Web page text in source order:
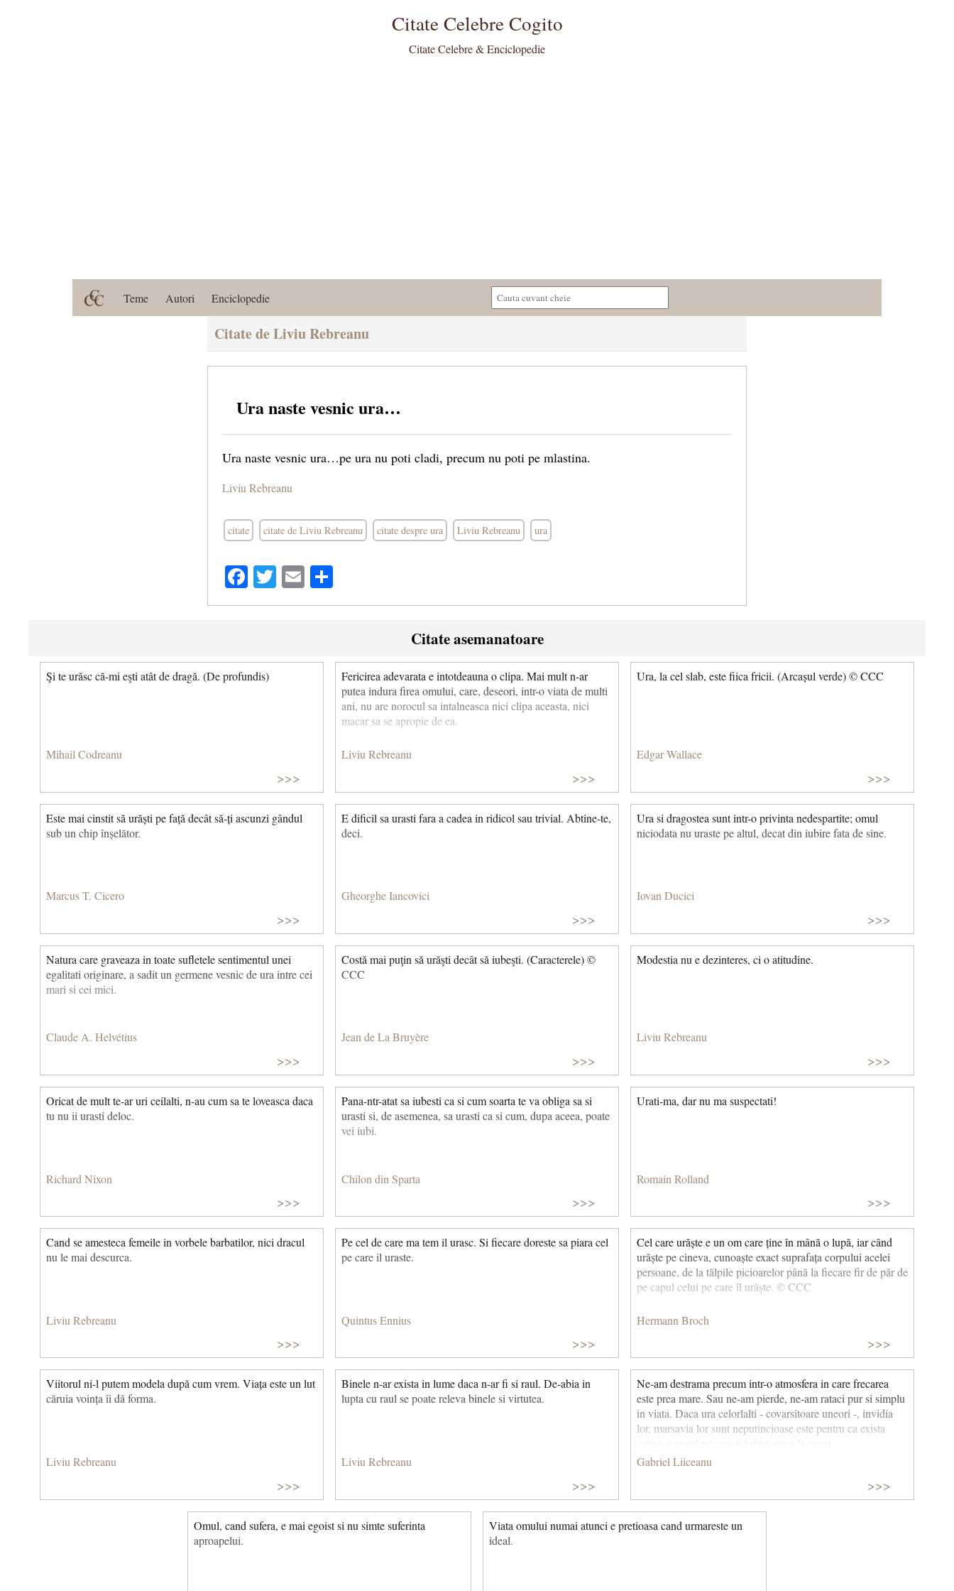
Citate Celebre Cogito
Citate Celebre & Enciclopedie
Teme Autori Enciclopedie
Citate de Liviu Rebreanu
Ura naste vesnic ura…
Ura naste vesnic ura…pe ura nu poti cladi, precum nu poti pe mlastina.
Liviu Rebreanu
citate citate de Liviu Rebreanu citate despre ura Liviu Rebreanu ura
Facebook
Twitter
Email
Citate asemanatoare
Şi te urăsc că-mi eşti atât de dragă. (De profundis)
Mihail Codreanu
>>>
Fericirea adevarata e intotdeauna o clipa. Mai mult n-ar
putea indura firea omului, care, deseori, intr-o viata de multi
ani, nu are norocul sa intalneasca nici clipa aceasta, nici
macar sa se apropie de ea.
Liviu Rebreanu
>>>
Ura, la cel slab, este fiica fricii. (Arcașul verde) © CCC
Edgar Wallace
>>>
Este mai cinstit să urăști pe față decât să-ți ascunzi gândul
sub un chip înșelător.
Marcus T. Cicero
>>>
E dificil sa urasti fara a cadea in ridicol sau trivial. Abtine-te,
deci.
Gheorghe Iancovici
>>>
Ura si dragostea sunt intr-o privinta nedespartite; omul
niciodata nu uraste pe altul, decat din iubire fata de sine.
Iovan Ducici
>>>
Natura care graveaza in toate sufletele sentimentul unei
egalitati originare, a sadit un germene vesnic de ura intre cei
mari si cei mici.
Claude A. Helvétius
>>>
Costă mai puţin să urăşti decât să iubeşti. (Caracterele) ©
CCC
Jean de La Bruyère
>>>
Modestia nu e dezinteres, ci o atitudine.
Liviu Rebreanu
>>>
Oricat de mult te-ar uri ceilalti, n-au cum sa te loveasca daca
tu nu ii urasti deloc.
Richard Nixon
>>>
Pana-ntr-atat sa iubesti ca si cum soarta te va obliga sa si
urasti si, de asemenea, sa urasti ca si cum, dupa aceea, poate
vei iubi.
Chilon din Sparta
>>>
Urati-ma, dar nu ma suspectati!
Romain Rolland
>>>
Cand se amesteca femeile in vorbele barbatilor, nici dracul
nu le mai descurca.
Liviu Rebreanu
>>>
Pe cel de care ma tem il urasc. Si fiecare doreste sa piara cel
pe care il uraste.
Quintus Ennius
>>>
Cel care urăște e un om care ține în mână o lupă, iar când
urăște pe cineva, cunoaște exact suprafața corpului acelei
persoane, de la tălpile picioarelor până la fiecare fir de păr de
pe capul celui pe care îl urăște. © CCC
Hermann Broch
>>>
Viitorul ni-l putem modela după cum vrem. Viața este un lut
căruia voința îi dă forma.
Liviu Rebreanu
>>>
Binele n-ar exista in lume daca n-ar fi si raul. De-abia in
lupta cu raul se poate releva binele si virtutea.
Liviu Rebreanu
>>>
Ne-am destrama precum intr-o atmosfera in care frecarea
este prea mare. Sau ne-am pierde, ne-am rataci pur si simplu
in viata. Daca ura celorlalti - covarsitoare uneori -, invidia
lor, marsavia lor sunt neputincioase este pentru ca exista
cativa oameni pe care ii iubim pana la capat.
Gabriel Liiceanu
>>>
Omul, cand sufera, e mai egoist si nu simte suferinta
aproapelui.
Viata omului numai atunci e pretioasa cand urmareste un
ideal.